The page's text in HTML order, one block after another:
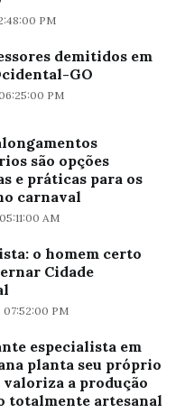
PM
demitidos em
GO
PM
são opções
e práticas para os
carnaval
AM
o homem certo
Cidade
PM
especialista em
planta seu próprio
valoriza a produção
totalmente artesanal